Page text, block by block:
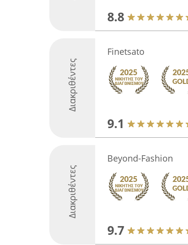
8.8
Διακριθέντες
Finetsato
9.1
Διακριθέντες
Beyond-Fashion
9.7